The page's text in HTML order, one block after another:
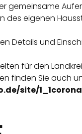
gemeinsame
des eigenen
Details und
für den
finden Sie auch
site/